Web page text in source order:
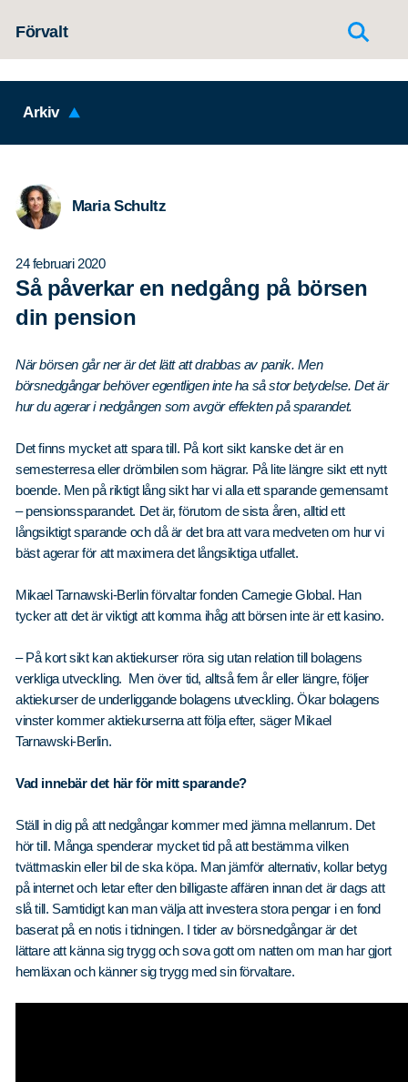
Förvalt
Arkiv
Maria Schultz
24 februari 2020
Så påverkar en nedgång på börsen
din pension
När börsen går ner är det lätt att drabbas av panik. Men
börsnedgångar behöver egentligen inte ha så stor betydelse. Det är
hur du agerar i nedgången som avgör effekten på sparandet.
Det finns mycket att spara till. På kort sikt kanske det är en
semesterresa eller drömbilen som hägrar. På lite längre sikt ett nytt
boende. Men på riktigt lång sikt har vi alla ett sparande gemensamt
– pensionssparandet. Det är, förutom de sista åren, alltid ett
långsiktigt sparande och då är det bra att vara medveten om hur vi
bäst agerar för att maximera det långsiktiga utfallet.
Mikael Tarnawski-Berlin förvaltar fonden Carnegie Global. Han
tycker att det är viktigt att komma ihåg att börsen inte är ett kasino.
– På kort sikt kan aktiekurser röra sig utan relation till bolagens
verkliga utveckling. Men över tid, alltså fem år eller längre, följer
aktiekurser de underliggande bolagens utveckling. Ökar bolagens
vinster kommer aktiekurserna att följa efter, säger Mikael
Tarnawski-Berlin.
Vad innebär det här för mitt sparande?
Ställ in dig på att nedgångar kommer med jämna mellanrum. Det
hör till. Många spenderar mycket tid på att bestämma vilken
tvättmaskin eller bil de ska köpa. Man jämför alternativ, kollar betyg
på internet och letar efter den billigaste affären innan det är dags att
slå till. Samtidigt kan man välja att investera stora pengar i en fond
baserat på en notis i tidningen. I tider av börsnedgångar är det
lättare att känna sig trygg och sova gott om natten om man har gjort
hemläxan och känner sig trygg med sin förvaltare.